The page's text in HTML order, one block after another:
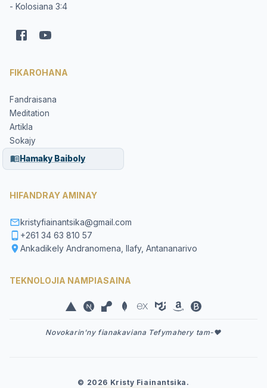
- Kolosiana 3:4
FIKAROHANA
Fandraisana
Meditation
Artikla
Sokajy
Hamaky Baiboly
HIFANDRAY AMINAY
kristyfiainantsika@gmail.com
+261 34 63 810 57
Ankadikely Andranomena, Ilafy, Antananarivo
TEKNOLOJIA NAMPIASAINA
Novokarin'ny fianakaviana Tefymahery tam-❤️
© 2026 Kristy Fiainantsika.